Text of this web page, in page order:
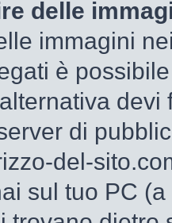
delle
immagini
è
devi
di
del-
sul tuo PC